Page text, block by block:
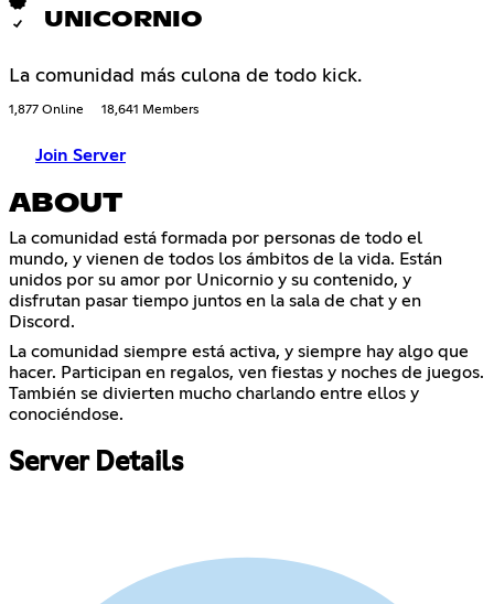
UNICORNIO
La comunidad más culona de todo kick.
1,877 Online 18,641 Members
Join Server
ABOUT
La comunidad está formada por personas de todo el
mundo, y vienen de todos los ámbitos de la vida. Están
unidos por su amor por Unicornio y su contenido, y
disfrutan pasar tiempo juntos en la sala de chat y en
Discord.
La comunidad siempre está activa, y siempre hay algo que
hacer. Participan en regalos, ven fiestas y noches de juegos.
También se divierten mucho charlando entre ellos y
conociéndose.
Server Details